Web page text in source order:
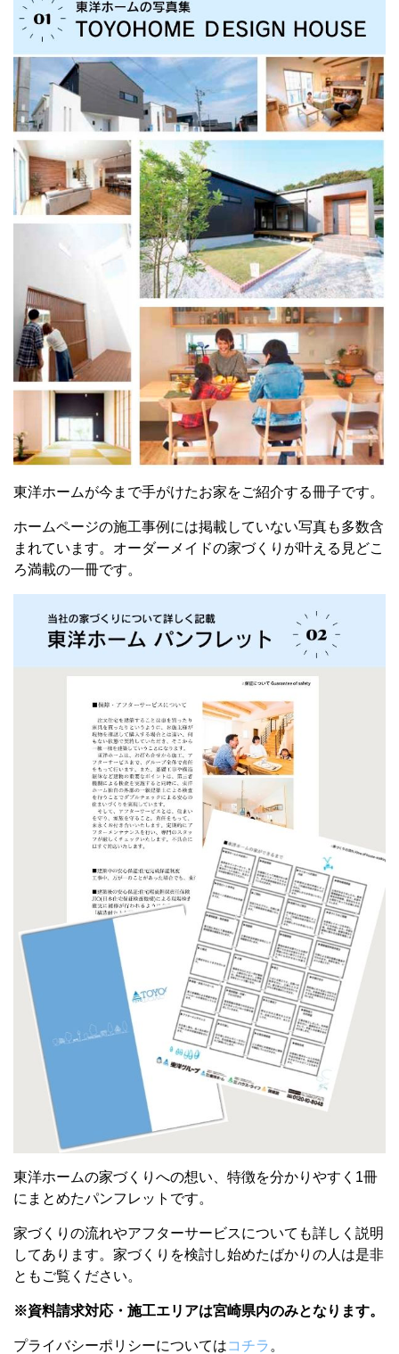
東洋ホームが今まで手がけたお家をご紹介する冊子です。
ホームページの施工事例には掲載していない写真も多数含
まれています。 オーダーメイドの家づくりが叶える 見どこ
ろ満載の一冊です。
東洋ホームの家づくりへの想い、特徴を分かりやすく1冊
にまとめたパンフレットです。
家づくりの流れやアフターサービスについても詳しく説明
してあります。 家づくりを検討し始めたばかりの人は是非
ともご覧ください。
※資料請求対応・施工エリアは宮崎県内のみとなります。
プライバシーポリシーについてはコチラ 。